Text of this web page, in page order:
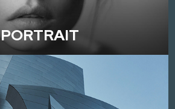
PORTRAIT